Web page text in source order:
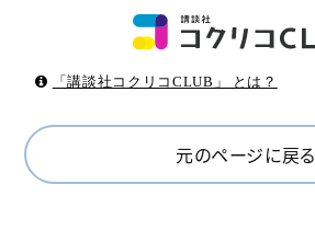
「講談社コクリコCLUB」 とは？
元のページに戻る